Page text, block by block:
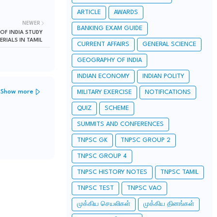
NEWER
INDIA STUDY
IN TAMIL
Show more
ARTICLE AWARDS
BANKING EXAM GUIDE
CURRENT AFFAIRS GENERAL SCIENCE
GEOGRAPHY OF INDIA
INDIAN ECONOMY INDIAN POLITY
MILITARY EXERCISE NOTIFICATIONS
QUIZ SCHEME
SUMMITS AND CONFERENCES
TNPSC GK TNPSC GROUP 2
TNPSC GROUP 4
TNPSC HISTORY NOTES TNPSC TAMIL
TNPSC TEST TNPSC VAO
முக்கிய செயலிகள் முக்கிய தினங்கள்